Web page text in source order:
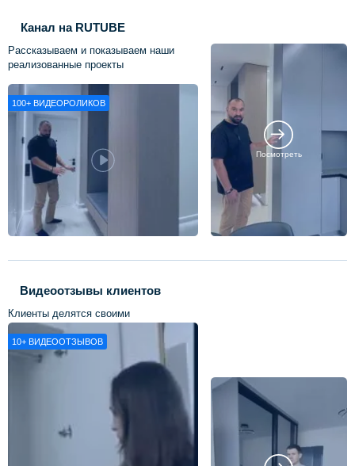
Канал на RUTUBE
Рассказываем и показываем наши
реализованные проекты
100+ ВИДЕОРОЛИКОВ
Посмотреть
Видеоотзывы клиентов
Клиенты делятся своими
впечатлениями о нашей работе
10+ ВИДЕООТЗЫВОВ